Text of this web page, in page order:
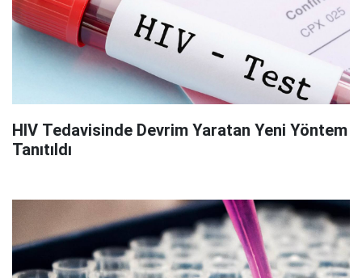
HIV Tedavisinde Devrim Yaratan Yeni Yöntem
Tanıtıldı